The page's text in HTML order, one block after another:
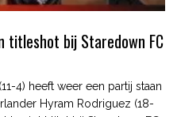
titleshot bij Staredown FC
4) heeft weer een partij staan
Hyram Rodriguez (18-